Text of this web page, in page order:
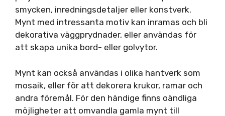
smycken, inredningsdetaljer eller konstverk.
Mynt med intressanta motiv kan inramas och bli
dekorativa väggprydnader, eller användas för
att skapa unika bord- eller golvytor.
Mynt kan också användas i olika hantverk som
mosaik, eller för att dekorera krukor, ramar och
andra föremål. För den händige finns oändliga
möjligheter att omvandla gamla mynt till